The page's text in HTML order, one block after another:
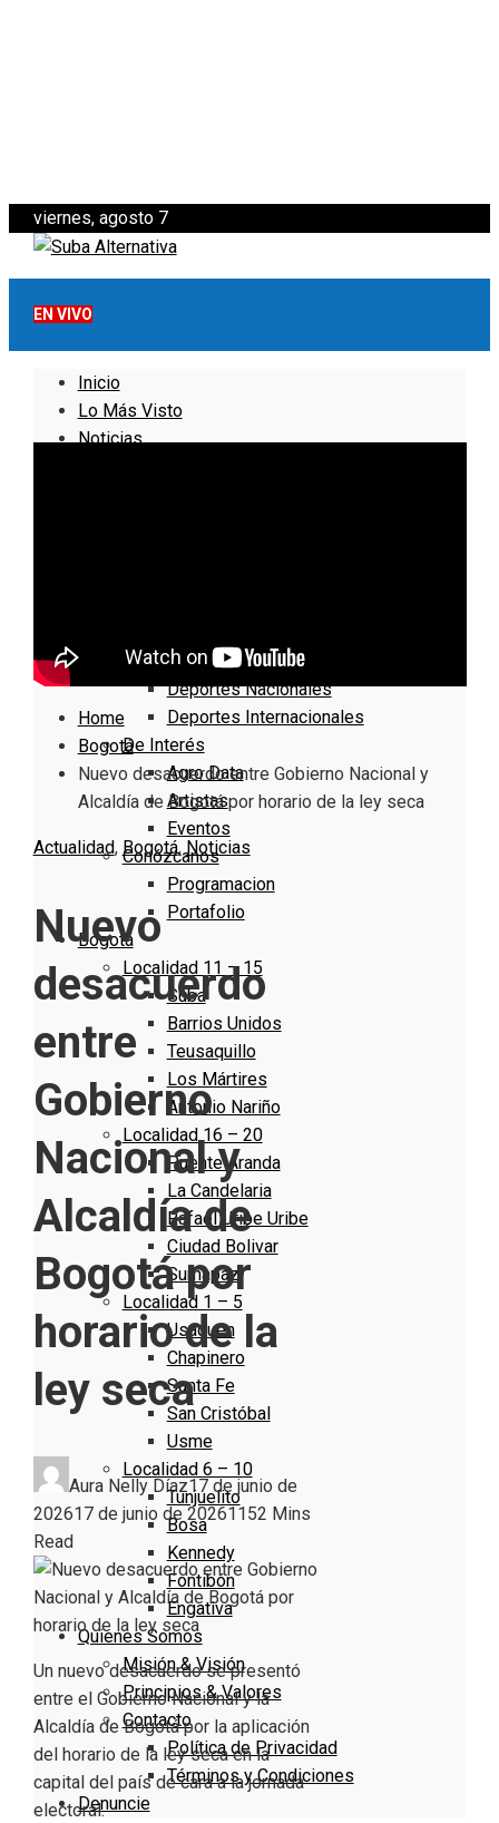
viernes, agosto 7
EN VIVO
Inicio
Lo Más Visto
Noticias
Deportes Locales
Deportes Nacionales
Deportes Internacionales
De Interés
Agro Data
Artistas
Eventos
Conózcanos
Programacion
Portafolio
Bogotá
Localidad 11 – 15
Suba
Barrios Unidos
Teusaquillo
Los Mártires
Antonio Nariño
Localidad 16 – 20
Puente Aranda
La Candelaria
Rafael Uribe Uribe
Ciudad Bolivar
Sumapaz
Localidad 1 – 5
Usaquen
Chapinero
Santa Fe
San Cristóbal
Usme
Localidad 6 – 10
Tunjuelito
Bosa
Kennedy
Fontibón
Engativa
Quienes Somos
Misión & Visión
Principios & Valores
Contacto
Política de Privacidad
Términos y Condiciones
Denuncie
Home
Bogotá
Nuevo desacuerdo entre Gobierno Nacional y
Alcaldía de Bogotá por horario de la ley seca
Actualidad, Bogotá, Noticias
Nuevo
desacuerdo
entre
Gobierno
Nacional y
Alcaldía de
Bogotá por
horario de la
ley seca
Aura Nelly Díaz17 de junio de
202617 de junio de 20261152 Mins
Read
Un nuevo desacuerdo se presentó
entre el Gobierno Nacional y la
Alcaldía de Bogotá por la aplicación
del horario de la ley seca en la
capital del país de cara a la jornada
electoral.